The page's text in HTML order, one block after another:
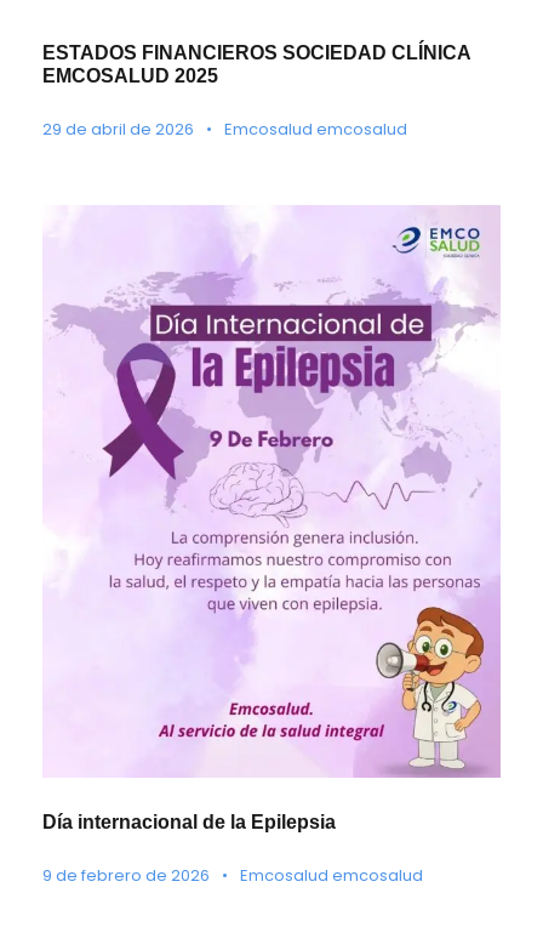
ESTADOS FINANCIEROS SOCIEDAD CLÍNICA
EMCOSALUD 2025
29 de abril de 2026 • Emcosalud emcosalud
Día internacional de la Epilepsia
9 de febrero de 2026 • Emcosalud emcosalud